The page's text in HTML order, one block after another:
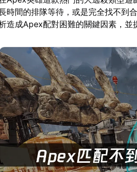
時間的排隊等待，或是完全找不到
造成Apex配對困難的關鍵因素，並